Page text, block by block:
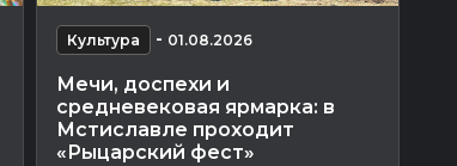
Культура - 01.08.2026
Мечи, доспехи и
средневековая ярмарка: в
Мстиславле проходит
«Рыцарский фест»